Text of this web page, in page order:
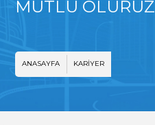
MUTLU OLURUZ
ANASAYFA KARIYER